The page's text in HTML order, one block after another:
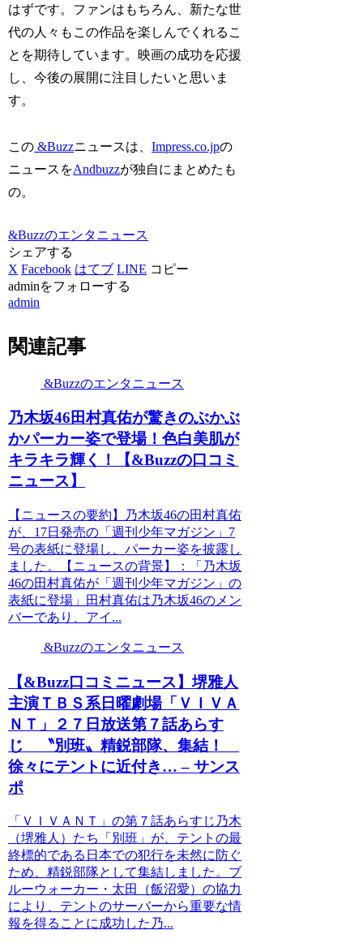
はずです。ファンはもちろん、新たな世
代の人々もこの作品を楽しんでくれるこ
とを期待しています。映画の成功を応援
し、今後の展開に注目したいと思いま
す。
この &Buzzニュースは、Impress.co.jpの
ニュースをAndbuzzが独自にまとめたも
の。
&Buzzのエンタニュース
シェアする
X Facebook はてブ LINE コピー
adminをフォローする
admin
関連記事
&Buzzのエンタニュース
乃木坂46田村真佑が驚きのぶかぶ
かパーカー姿で登場！色白美肌が
キラキラ輝く！【&Buzzの口コミ
ニュース】
【ニュースの要約】乃木坂46の田村真佑
が、17日発売の「週刊少年マガジン」7
号の表紙に登場し、パーカー姿を披露し
ました。【ニュースの背景】：「乃木坂
46の田村真佑が「週刊少年マガジン」の
表紙に登場」田村真佑は乃木坂46のメン
バーであり、アイ...
&Buzzのエンタニュース
【&Buzz口コミニュース】堺雅人
主演ＴＢＳ系日曜劇場「ＶＩＶＡ
ＮＴ」２７日放送第７話あらす
じ 〝別班〟精鋭部隊、集結！
徐々にテントに近付き… – サンス
ポ
「ＶＩＶＡＮＴ」の第７話あらすじ乃木
（堺雅人）たち「別班」が、テントの最
終標的である日本での犯行を未然に防ぐ
ため、精鋭部隊として集結しました。ブ
ルーウォーカー・太田（飯沼愛）の協力
により、テントのサーバーから重要な情
報を得ることに成功した乃...